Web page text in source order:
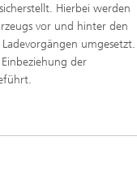
Hierbei werden
vor und hinter den
umgesetzt.
der